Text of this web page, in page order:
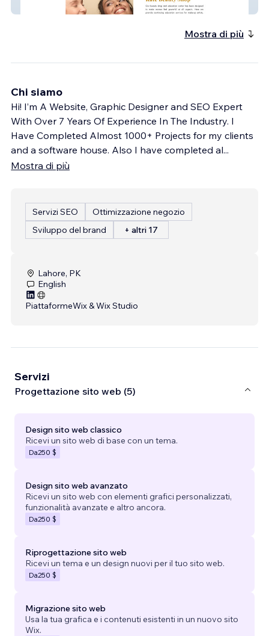
K boutique Shop
Mostra di più
Chi siamo
Hi! I’m A Website, Graphic Designer and SEO Expert
With Over 7 Years Of Experience In The Industry. I
Have Completed Almost 1000+ Projects for my clients
and a software house. Also I have completed al...
Mostra di più
Servizi SEO
Ottimizzazione negozio
Sviluppo del brand
+ altri 17
Lahore, PK
English
PiattaformeWix & Wix Studio
Servizi
Progettazione sito web (5)
Design sito web classico
Ricevi un sito web di base con un tema.
Da250 $
Design sito web avanzato
Ricevi un sito web con elementi grafici personalizzati,
funzionalità avanzate e altro ancora.
Da250 $
Riprogettazione sito web
Ricevi un tema e un design nuovi per il tuo sito web.
Da250 $
Migrazione sito web
Usa la tua grafica e i contenuti esistenti in un nuovo sito
Wix.